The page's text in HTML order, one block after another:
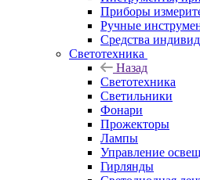
Приборы
Ручные
Средства
Светотехника
Назад
Светотехника
Светильники
Фонари
Прожекторы
Лампы
Управление
Гирлянды